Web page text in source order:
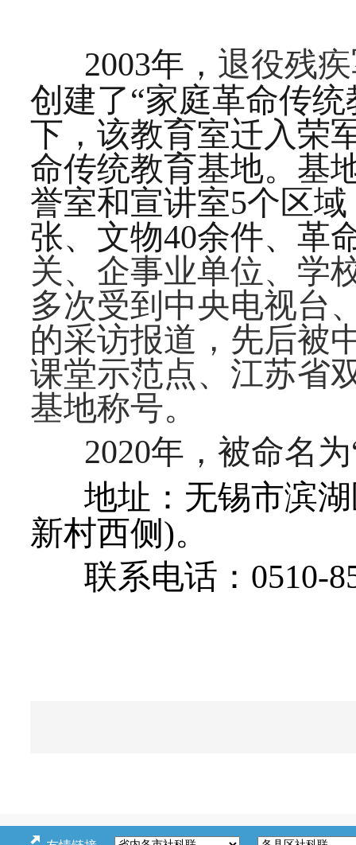
2003年， 退役残
创建了“家庭革命传
下，该教育室迁入荣
命传统教育基地。基
誉室和宣讲室5个区
张、文物40余件、革
关、企事业单位、学
多次受到中央电视台
的采访报道，先后被
课堂示范点、江苏省
基地称号。
2020年，被命名
地址：无锡市滨
新村西侧)。
联系电话：0510-